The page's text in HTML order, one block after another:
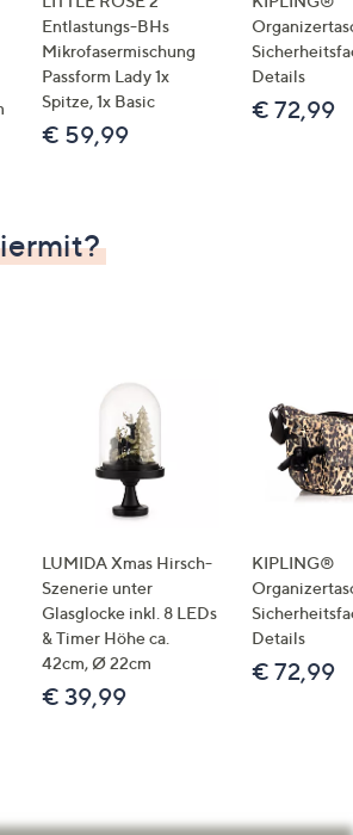
Entlastungs-BHs
Mikrofasermischung
Passform Lady 1x
Spitze, 1x Basic
€ 59,99
Details
€ 72,99
LUMIDA Xmas Hirsch-
Szenerie unter
Glasglocke inkl. 8 LEDs
& Timer Höhe ca.
42cm, Ø 22cm
€ 39,99
KIPLING®
Details
€ 72,99